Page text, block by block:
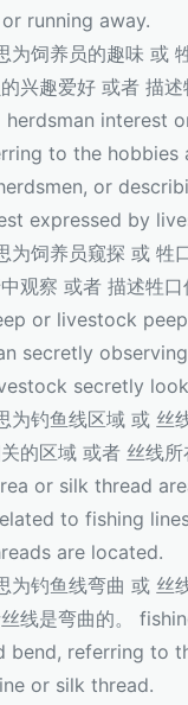
running away.
为饲养员的趣味 或
兴趣爱好 或者 描述
herdsman interest
to the hobbies
or
expressed by
为饲养员窥探 或 牲
观察 或者 描述牲口
or livestock
secretly
secretly
为钓鱼线区域 或 丝
的区域 或者 丝线所
or silk thread
to fishing
are located.
为钓鱼线弯曲 或 丝
线是弯曲的。
bend, referring to
or silk thread.